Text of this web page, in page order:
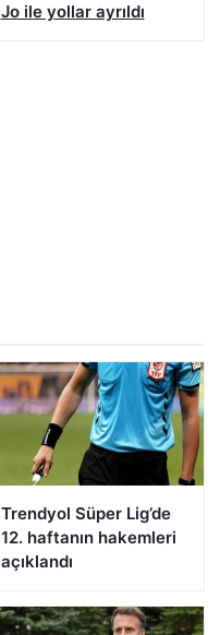
Jo ile yollar ayrıldı
Trendyol Süper Lig’de
12. haftanın hakemleri
açıklandı